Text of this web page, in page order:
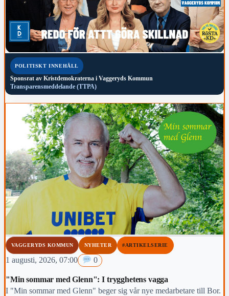
POLITISKT INNEHÅLL
Sponsrat av Kristdemokraterna i Vaggeryds Kommun
Transparensmeddelande (TTPA)
VAGGERYDS KOMMUN NYHETER #ARTIKELSERIE
1 augusti, 2026, 07:00 0
"Min sommar med Glenn": I trygghetens vagga
I "Min sommar med Glenn" beger sig vår nye medarbetare till Bor.